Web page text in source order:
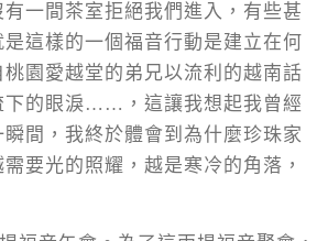
一間茶室拒絕我們進入，有些甚
這樣的一個福音行動是建立在何
園愛越堂的弟兄以流利的越南話
下的眼淚……，這讓我想起我曾經
間，我終於體會到為什麼珍珠家
要光的照耀，越是寒冷的角落，